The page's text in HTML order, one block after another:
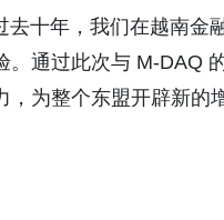
十年，我们在越南金
通过此次与 M-DAQ
为整个东盟开辟新的